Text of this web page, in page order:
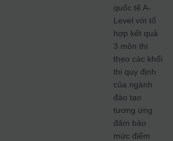
quốc tế A-
Level với tổ
hợp kết quả
3 môn thi
theo các khối
thi quy định
của ngành
đào tạo
tương ứng
đảm bảo
mức điểm